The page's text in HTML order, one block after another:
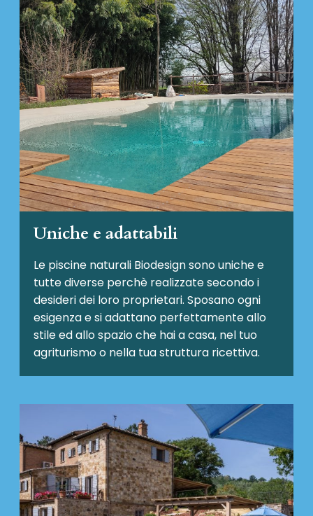
Uniche e adattabili
Le piscine naturali Biodesignsono uniche e
tutte diverse perchè realizzate secondo i
desideri dei loro proprietari. Sposano ogni
esigenza e si adattano perfettamente allo
stile ed allo spazio che hai a casa, nel tuo
agriturismo o nella tua struttura ricettiva.